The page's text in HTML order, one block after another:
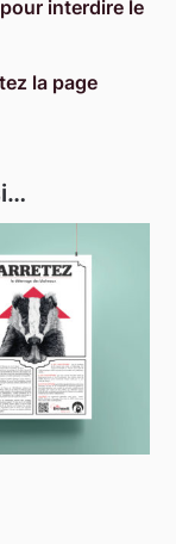
interdire le
la page